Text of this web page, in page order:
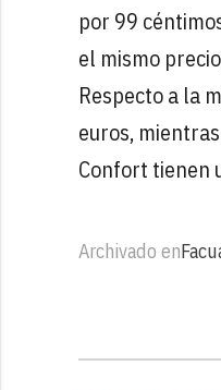
por 99
el mismo
Respecto a la
euros,
Confort tienen
Archivado en